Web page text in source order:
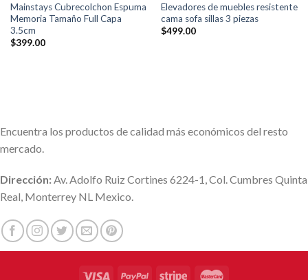
Mainstays Cubrecolchon Espuma
Memoria Tamaño Full Capa
3.5cm
$399.00
Elevadores de muebles resistente
cama sofa sillas 3 piezas
$499.00
Encuentra los productos de calidad más económicos del resto
mercado.
Dirección:Av. Adolfo Ruiz Cortines 6224-1, Col. Cumbres Quinta
Real, Monterrey NL Mexico.